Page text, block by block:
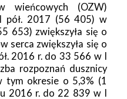
wieńcowych (OZW)
pół. 2017 (56 405) w
653) zwiększyła się o
serca zwiększyła się o
2016 r. do 33 566 w I
rozpoznań dusznicy
tym okresie o 5,3% (1
2016 r. do 22 839 w I